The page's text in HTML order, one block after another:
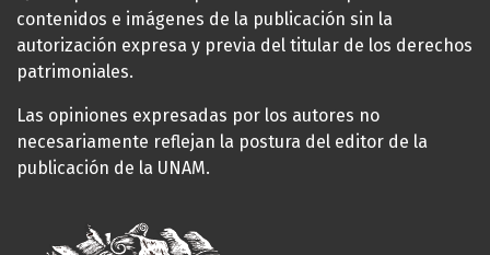
contenidos e imágenes de la publicación sin la
autorización expresa y previa del titular de los derechos
patrimoniales.
Las opiniones expresadas por los autores no
necesariamente reflejan la postura del editor de la
publicación de la UNAM.